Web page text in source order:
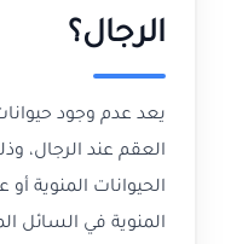
الرجال؟
يعد عدم وجود
العقم عند الرجال،
الحيوانات المنوية أو
المنوية في السائل